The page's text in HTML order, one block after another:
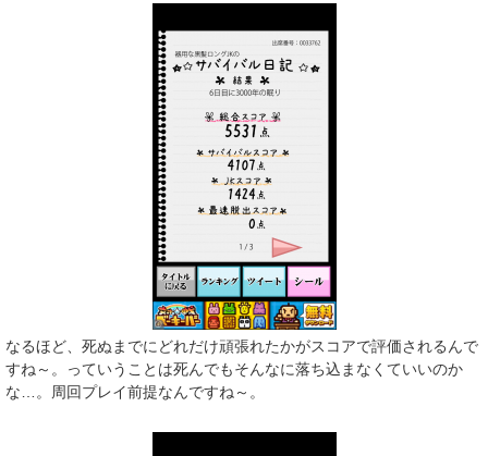
なるほど、死ぬまでにどれだけ頑張れたかがスコアで評価されるんで
すね～。っていうことは死んでもそんなに落ち込まなくていいのか
な…。周回プレイ前提なんですね～。